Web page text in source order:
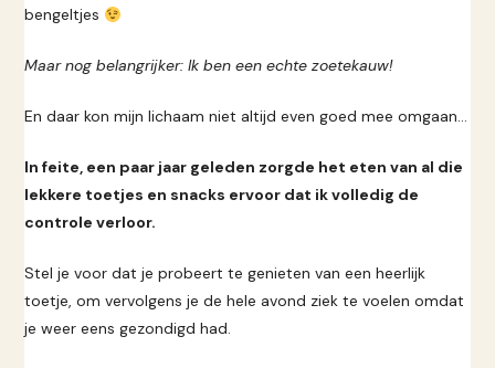
bengeltjes
Maar nog belangrijker: Ik ben een echte zoetekauw!
En daar kon mijn lichaam niet altijd even goed mee omgaan...
In feite, een paar jaar geleden zorgde het eten van al die
lekkere toetjes en snacks ervoor dat ik volledig de
controle verloor.
Stel je voor dat je probeert te genieten van een heerlijk
toetje, om vervolgens je de hele avond ziek te voelen omdat
je weer eens gezondigd had.